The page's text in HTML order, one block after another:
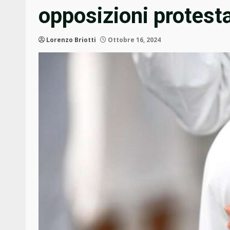
opposizioni
Lorenzo Briotti Ottobre 16, 2024